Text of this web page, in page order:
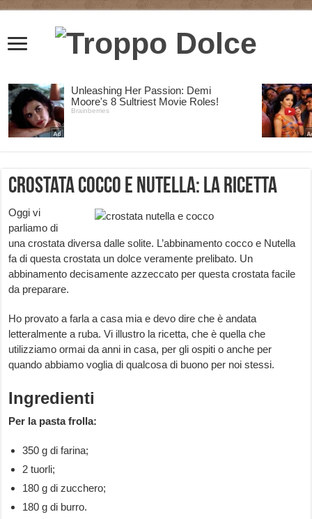
Crostata Cocco e Nutella: la Ricetta
Oggi vi
parliamo di
una crostata diversa dalle solite. L’abbinamento cocco e Nutella
fa di questa crostata un dolce veramente prelibato. Un
abbinamento decisamente azzeccato per questa crostata facile
da preparare.
Ho provato a farla a casa mia e devo dire che è andata
letteralmente a ruba. Vi illustro la ricetta, che è quella che
utilizziamo ormai da anni in casa, per gli ospiti o anche per
quando abbiamo voglia di qualcosa di buono per noi stessi.
Ingredienti
Per la pasta frolla:
350 g di farina;
2 tuorli;
180 g di zucchero;
180 g di burro.